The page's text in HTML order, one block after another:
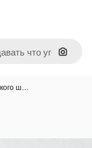
Поиск
ш…